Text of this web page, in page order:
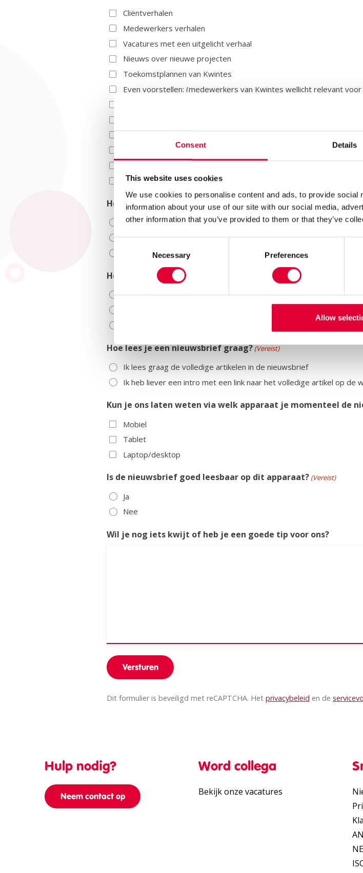
Consent Details
This website uses cookies
We use cookies to personalise content and ads, to provide
information about your use of our site with our social media,
other information that you’ve provided to them or that they’ve
Consent
Selection
Necessary Preferences
Allow
Cliëntverhalen
Medewerkers verhalen
Vacatures met een uitgelicht verhaal
Nieuws over nieuwe projecten
Toekomstplannen van Kwintes
Even voorstellen: (medewerkers van Kwintes wellicht relevant
Innovaties en nieuwe diensten
Evenementen en bijeenkomsten
Werkmethodieken Kwintes
Hoe vaak zou je de nieuwsbrief van Kwintes willen
Elke maand
Om de maand (eens per twee maanden)
Per kwartaal (eens per drie maanden)
Hoe vind je de huidige lengte van de nieuwsbrief?
Te kort
Hoe lees je een nieuwsbrief graag? (Vereist)
Ik lees graag de volledige artikelen in de nieuwsbrief
Ik heb liever een intro met een link naar het volledige artikel op de
Kun je ons laten weten via welk apparaat je momenteel de
Mobiel
Tablet
Laptop/desktop
Is de nieuwsbrief goed leesbaar op dit apparaat? (Vereist)
Ja
Nee
Wil je nog iets kwijt of heb je een goede tip voor ons?
Dit formulier is beveiligd met reCAPTCHA. Het privacybeleid (opent in
en de
Hulp nodig?
Neem contact op
Word collega
Bekijk onze vacatures